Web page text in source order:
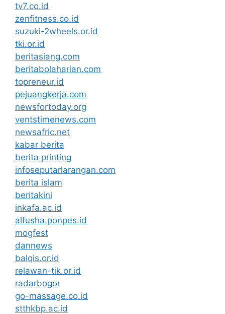
tv7.co.id
zenfitness.co.id
suzuki-2wheels.or.id
tki.or.id
beritasiang.com
beritabolaharian.com
topreneur.id
pejuangkerja.com
newsfortoday.org
ventstimenews.com
newsafric.net
kabar berita
berita printing
infoseputarlarangan.com
berita islam
beritakini
inkafa.ac.id
alfusha.ponpes.id
mogfest
dannews
balqis.or.id
relawan-tik.or.id
radarbogor
go-massage.co.id
stthkbp.ac.id